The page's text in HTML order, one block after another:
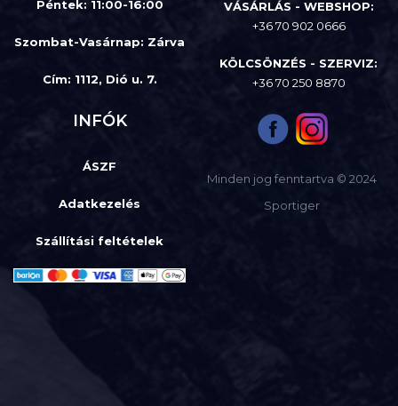
Péntek: 11:00-16:00
Szombat-Vasárnap: Zárva
Cím: 1112, Dió u. 7.
VÁSÁRLÁS - WEBSHOP:
+36 70 902 0666
KÖLCSÖNZÉS - SZERVIZ:
+36 70 250 8870
INFÓK
ÁSZF
Adatkezelés
Szállítási feltételek
Minden jog fenntartva © 2024
Sportiger